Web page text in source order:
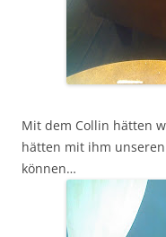
Mit dem Collin hätten
hätten mit ihm
können…